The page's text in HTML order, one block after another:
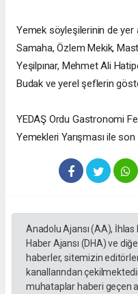
Yemek söyleşilerinin de yer
Samaha, Özlem Mekik,
Yeşilpınar, Mehmet Ali
Budak ve yerel şeflerin
YEDAŞ Ordu Gastronomi
Yemekleri Yarışması ile
Anadolu Ajansı (AA), İhlas
Haber Ajansı (DHA) ve
haberler, sitemizin
kanallarından
muhataplar haberi geçen